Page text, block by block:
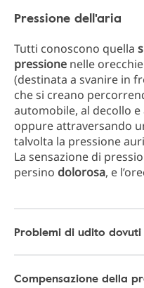
Pressione dell'aria
Tutti conoscono quella
pressione nelle orecchie.
(destinata a svanire in
che si creano
automobile, al decollo
oppure attraversando
talvolta la pressione
La sensazione di
persino dolorosa, e
Problemi di udito
Compensazione della